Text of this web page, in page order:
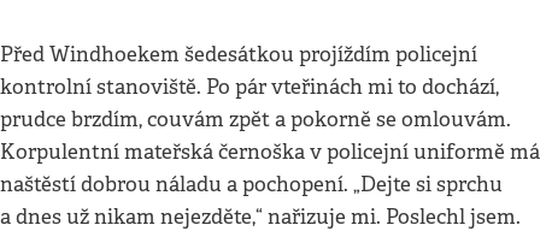
Před Windhoekem šedesátkou projíždím policejní
kontrolní stanoviště. Po pár vteřinách mi to dochází,
prudce brzdím, couvám zpět a pokorně se omlouvám.
Korpulentní mateřská černoška v policejní uniformě má
naštěstí dobrou náladu a pochopení. „Dejte si sprchu
a dnes už nikam nejezděte,“ nařizuje mi. Poslechl jsem.